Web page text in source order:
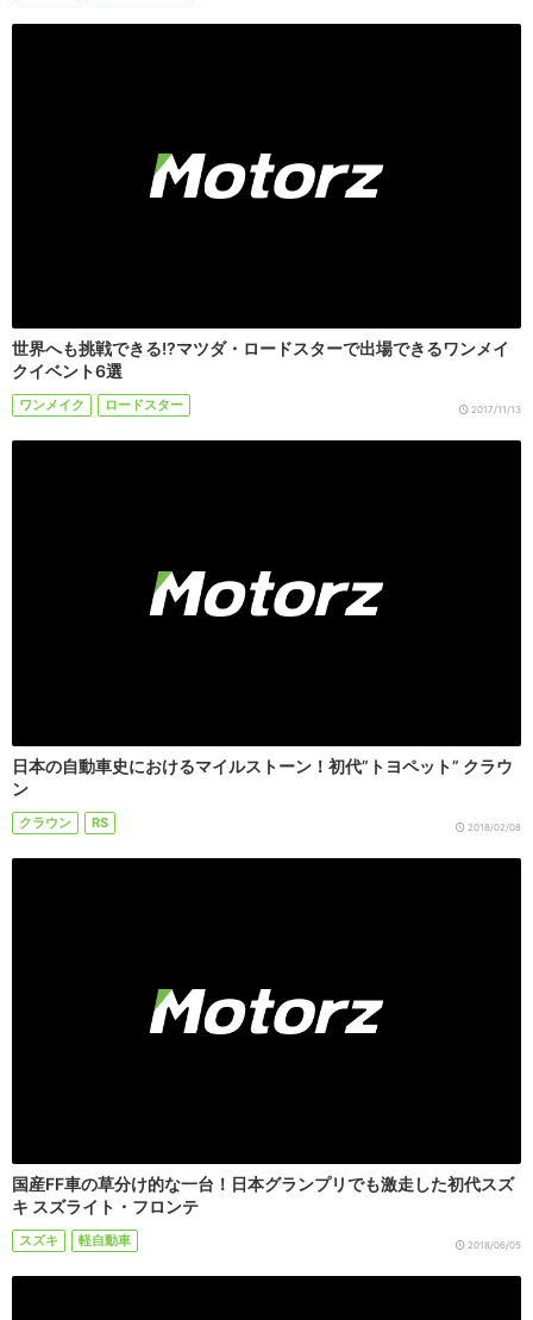
世界へも挑戦できる!?マツダ・ロードスターで出場できるワンメイ
クイベント6選
ワンメイク ロードスター 2017/11/13
日本の自動車史におけるマイルストーン！初代”トヨペット” クラウ
ン
クラウン RS 2018/02/08
国産FF車の草分け的な一台！日本グランプリでも激走した初代スズ
キ スズライト・フロンテ
スズキ 軽自動車 2018/06/05